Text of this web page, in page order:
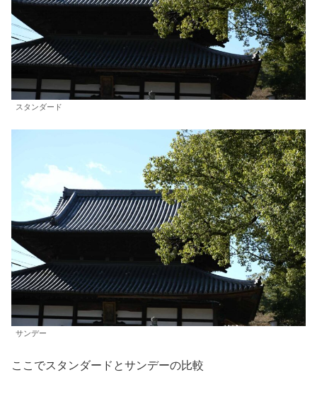
スタンダード
サンデー
ここでスタンダードとサンデーの比較